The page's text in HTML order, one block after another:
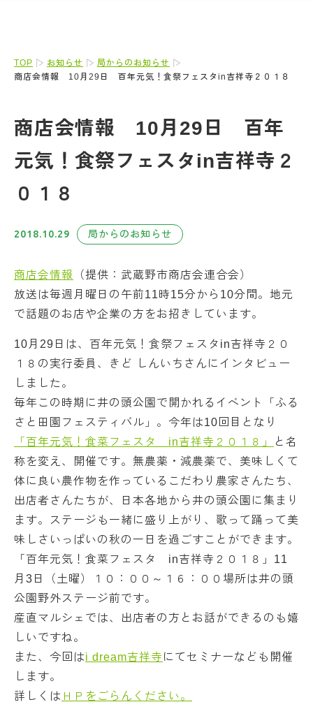
TOP お知らせ
局からのお知らせ
商店会情報 10月29日 百年元気！食祭フェスタin吉祥寺２０１８
商店会情報 10月29日 百年
元気！食祭フェスタin吉祥寺２
０１８
2018.10.29 局からのお知らせ
商店会情報
（提供：武蔵野市商店会連合会）
放送は毎週月曜日の午前11時15分から10分間。地元
で話題のお店や企業の方をお招きしています。
10月29日は、百年元気！食祭フェスタin吉祥寺２０
１８の実行委員、きど しんいちさんにインタビュー
しました。
毎年この時期に井の頭公園で開かれるイベント「ふる
さと田園フェスティバル」。今年は10回目となり
「百年元気！食菜フェスタ in吉祥寺２０１８」
と名
称を変え、開催です。無農薬・減農薬で、美味しくて
体に良い農作物を作っているこだわり農家さんたち、
出店者さんたちが、日本各地から井の頭公園に集まり
ます。ステージも一緒に盛り上がり、歌って踊って美
味しさいっぱいの秋の一日を過ごすことができます。
「百年元気！食菜フェスタ in吉祥寺２０１８」11
月3日（土曜）１０：００～１６：００場所は井の頭
公園野外ステージ前です。
産直マルシェでは、出店者の方とお話ができるのも嬉
しいですね。
また、今回はi dream吉祥寺 にてセミナーなども開催
します。
詳しくは ＨＰをごらんください。